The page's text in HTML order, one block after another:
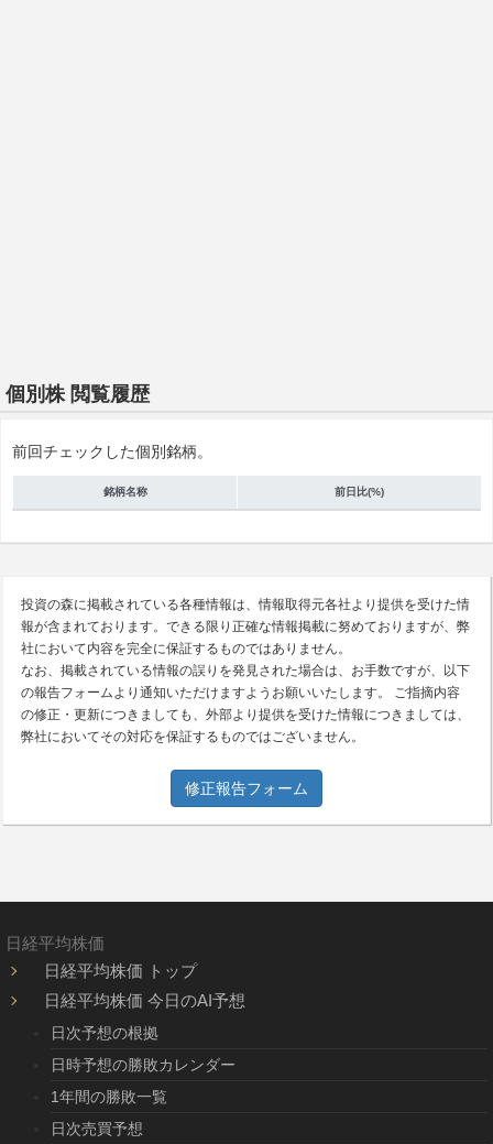
個別株 閲覧履歴
前回チェックした個別銘柄。
銘柄名称 前日比(%)
投資の森に掲載されている各種情報は、情報取得元各社より提供を受けた情
報が含まれております。できる限り正確な情報掲載に努めておりますが、弊
社において内容を完全に保証するものではありません。
なお、掲載されている情報の誤りを発見された場合は、お手数ですが、以下
の報告フォームより通知いただけますようお願いいたします。 ご指摘内容
の修正・更新につきましても、外部より提供を受けた情報につきましては、
弊社においてその対応を保証するものではございません。
修正報告フォーム
日経平均株価
日経平均株価 トップ
日経平均株価 今日のAI予想
日次予想の根拠
日時予想の勝敗カレンダー
1年間の勝敗一覧
日次売買予想